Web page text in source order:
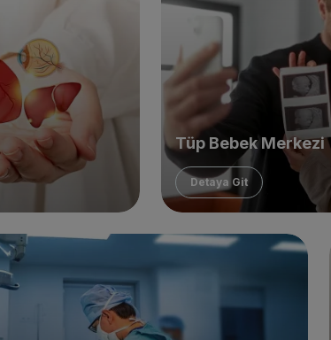
Tüp Bebek Merkezi
Detaya Git